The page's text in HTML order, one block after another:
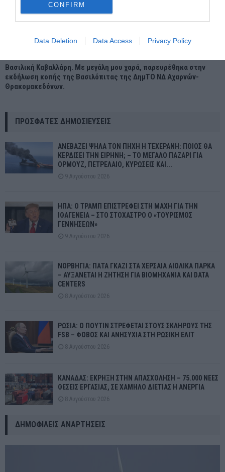
CONFIRM
Data Deletion Data Access Privacy Policy
Βασιλική Καβαλλάρη. Με μεγάλη μου χαρά, παρευρέθηκα στην
εκδήλωση κοπής της Βασιλόπιτας της ΔημΤΟ ΝΔ Αχαρνών-
Θρακομακεδόνων.
ΠΡΌΣΦΑΤΕΣ ΔΗΜΟΣΙΕΎΣΕΙΣ
ΑΝΕΒΑΖΕΙ ΨΗΛΑ ΤΟΝ ΠΗΧΗ Η ΤΕΧΕΡΑΝΗ: ΠΟΙΟΣ ΘΑ
ΚΕΡΔΙΣΕΙ ΤΗΝ ΕΙΡΗΝΗ; – ΤΟ ΜΕΓΑΛΟ ΠΑΖΑΡΙ ΓΙΑ
ΟΡΜΟΥΖ, ΠΕΤΡΕΛΑΙΟ, ΚΥΡΩΣΕΙΣ ΚΑΙ...
9 Αυγούστου 2026
ΗΠΑ: Ο ΤΡΑΜΠ ΕΠΙΣΤΡΕΦΕΙ ΣΤΗ ΜΑΧΗ ΓΙΑ ΤΗΝ
ΙΘΑΓΕΝΕΙΑ – ΣΤΟ ΣΤΟΧΑΣΤΡΟ Ο «ΤΟΥΡΙΣΜΟΣ
ΓΕΝΝΗΣΕΩΝ»
9 Αυγούστου 2026
ΝΟΡΒΗΓΙΑ: ΠΑΤΑ ΓΚΑΖΙ ΣΤΑ ΧΕΡΣΑΙΑ ΑΙΟΛΙΚΑ ΠΑΡΚΑ
– ΑΥΞΑΝΕΤΑΙ Η ΖΗΤΗΣΗ ΓΙΑ ΒΙΟΜΗΧΑΝΙΑ ΚΑΙ DATA
CENTERS
8 Αυγούστου 2026
ΡΩΣΙΑ: Ο ΠΟΥΤΙΝ ΣΤΡΕΦΕΤΑΙ ΣΤΟΥΣ ΣΚΛΗΡΟΥΣ ΤΗΣ
FSB – ΦΟΒΟΣ ΚΑΙ ΑΝΗΣΥΧΙΑ ΣΤΗ ΡΩΣΙΚΗ ΕΛΙΤ
8 Αυγούστου 2026
ΚΑΝΑΔΑΣ: ΕΚΡΗΞΗ ΣΤΗΝ ΑΠΑΣΧΟΛΗΣΗ – 75.000 ΝΕΕΣ
ΘΕΣΕΙΣ ΕΡΓΑΣΙΑΣ, ΣΕ ΧΑΜΗΛΟ ΔΙΕΤΙΑΣ Η ΑΝΕΡΓΙΑ
8 Αυγούστου 2026
ΔΗΜΟΦΙΛΕΊΣ ΑΝΑΡΤΉΣΕΙΣ